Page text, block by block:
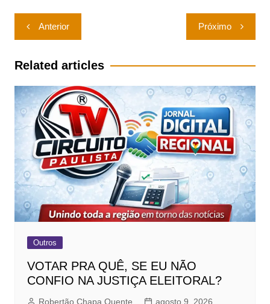
Navegação
de
Post
Anterior Próximo
Related articles
Outros
VOTAR PRA QUÊ, SE EU NÃO
CONFIO NA JUSTIÇA ELEITORAL?
Robertão Chapa Quente agosto 9, 2026